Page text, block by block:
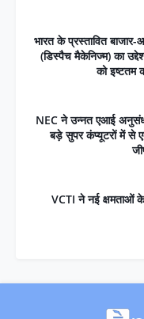
भारत के प्रस्तावित
(डिस्पैच मैकेनिज्म) का
को इष्टतम
NEC ने उन्नत एआई
बड़े सुपर कंप्यूटरों में
VCTI ने नई क्षमताओं